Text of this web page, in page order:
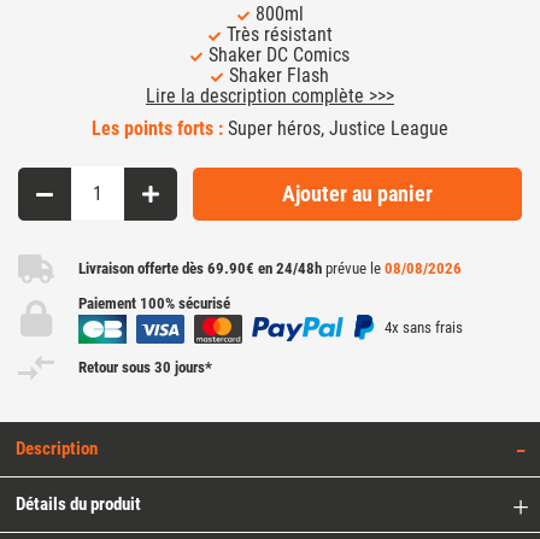
800ml
Très résistant
Shaker DC Comics
Shaker Flash
Lire la description complète >>>
Les points forts : Super héros, Justice League
Ajouter au panier
Livraison offerte dès 69.90€ en 24/48h prévue le 08/08/2026
Paiement 100% sécurisé
4x sans frais
Retour sous 30 jours*
Description
Détails du produit